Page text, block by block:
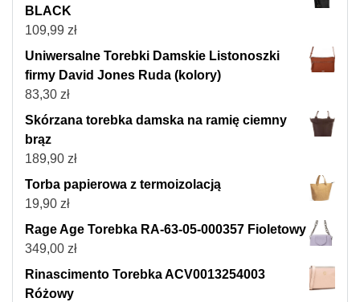
BLACK
109,99 zł
Uniwersalne Torebki Damskie Listonoszki
firmy David Jones Ruda (kolory)
83,30 zł
Skórzana torebka damska na ramię ciemny
brąz
189,90 zł
Torba papierowa z termoizolacją
19,90 zł
Rage Age Torebka RA-63-05-000357 Fioletowy
349,00 zł
Rinascimento Torebka ACV0013254003
Różowy